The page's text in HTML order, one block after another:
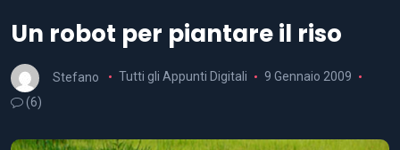
Un robot per piantare il riso
Stefano Tutti gli Appunti Digitali
9 Gennaio 2009
(6)